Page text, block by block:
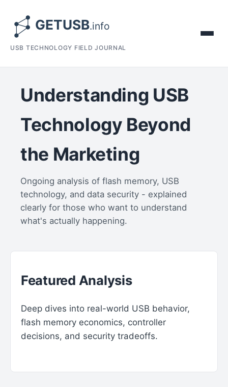
USB TECHNOLOGY FIELD JOURNAL
Understanding USB
Technology Beyond
the Marketing
Ongoing analysis of flash memory, USB
technology, and data security - explained
clearly for those who want to understand
what's actually happening.
Featured Analysis
Deep dives into real-world USB behavior,
flash memory economics, controller
decisions, and security tradeoffs.